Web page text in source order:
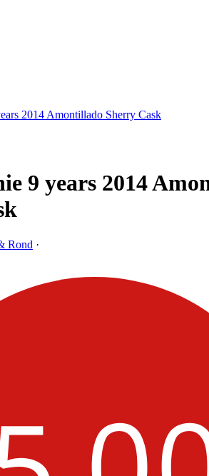
2014 Amontillado Sherry Cask
9 years 2014
Rond ·